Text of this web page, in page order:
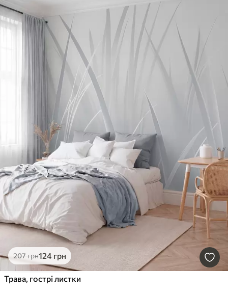
207грн124 грн
Трава, гострі листки